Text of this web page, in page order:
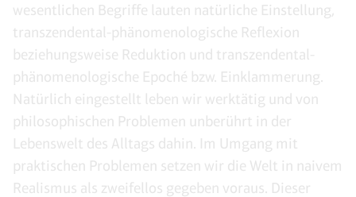
wesentlichen Begriffe lauten natürliche Einstellung,
transzendental-phänomenologische Reflexion
beziehungsweise Reduktion und transzendental-
phänomenologische Epoché bzw. Einklammerung.
Natürlich eingestellt leben wir werktätig und von
philosophischen Problemen unberührt in der
Lebenswelt des Alltags dahin. Im Umgang mit
praktischen Problemen setzen wir die Welt in naivem
Realismus als zweifellos gegeben voraus. Dieser